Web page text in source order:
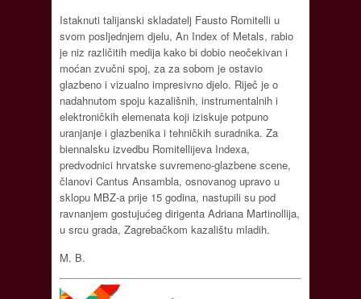
Istaknuti talijanski skladatelj Fausto Romitelli u
svom posljednjem djelu, An Index of Metals, rabio
je niz različitih medija kako bi dobio neočekivan i
moćan zvučni spoj, za za sobom je ostavio
glazbeno i vizualno impresivno djelo. Riječ je o
nadahnutom spoju kazališnih, instrumentalnih i
elektroničkih elemenata koji iziskuje potpuno
uranjanje i glazbenika i tehničkih suradnika. Za
biennalsku izvedbu Romitellijeva Indexa,
predvodnici hrvatske suvremeno-glazbene scene,
članovi Cantus Ansambla, osnovanog upravo u
sklopu MBZ-a prije 15 godina, nastupili su pod
ravnanjem gostujućeg dirigenta Adriana Martinollija,
u srcu grada, Zagrebačkom kazalištu mladih.
M. B.